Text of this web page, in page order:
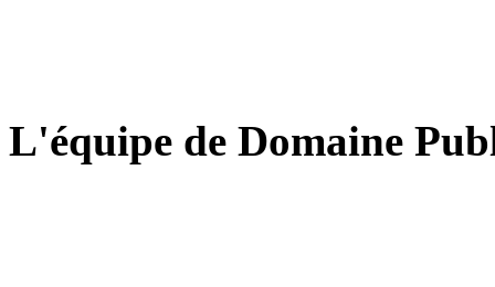
L'équipe de Domaine